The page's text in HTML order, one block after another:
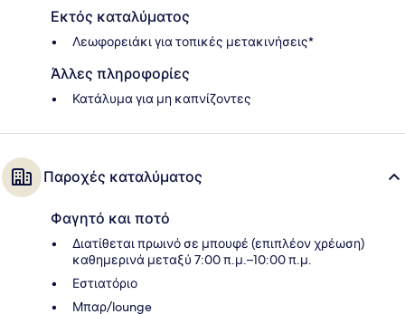
Εκτός καταλύματος
Λεωφορειάκι για τοπικές μετακινήσεις*
Άλλες πληροφορίες
Κατάλυμα για μη καπνίζοντες
Παροχές καταλύματος
Φαγητό και ποτό
Διατίθεται πρωινό σε μπουφέ (επιπλέον χρέωση)
καθημερινά μεταξύ 7:00 π.μ.–10:00 π.μ.
Εστιατόριο
Μπαρ/lounge